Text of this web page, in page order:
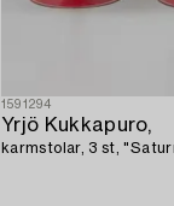
1591294
Yrjö Kukkapuro,
karmstolar, 3 st,